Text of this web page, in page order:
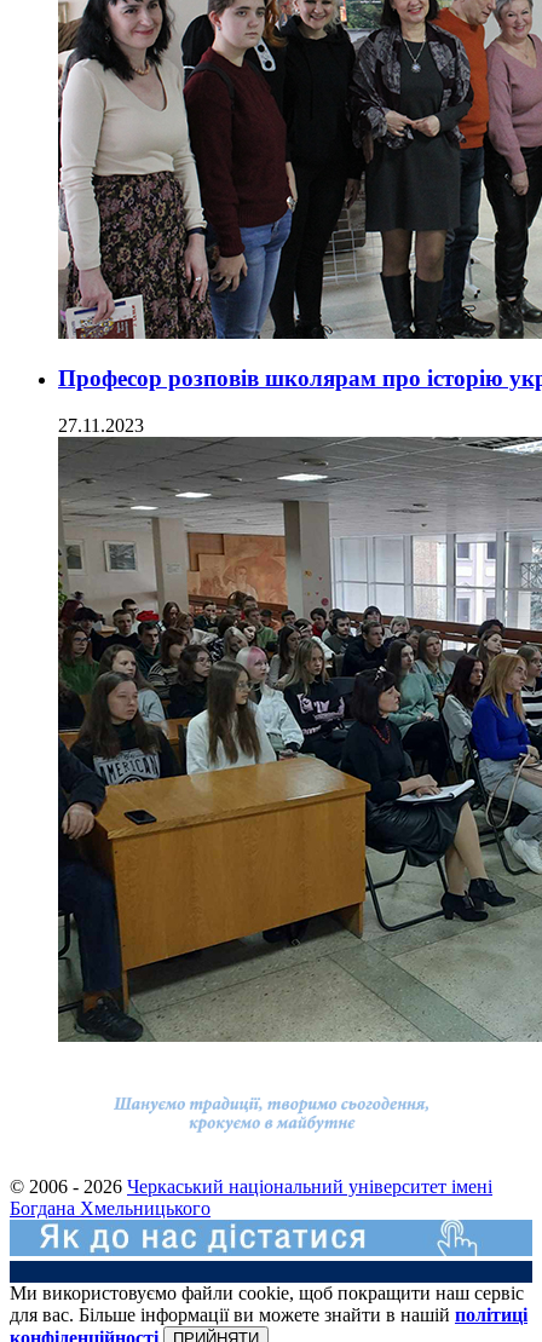
Професор розповів школярам про історію
27.11.2023
© 2006 - 2026 Черкаський національний університет імені
Богдана Хмельницького
Ми використовуємо файли cookie, щоб покращити наш сервіс
для вас. Більше інформації ви можете знайти в нашій політиці